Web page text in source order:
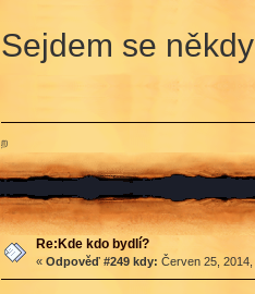
Sejdem se
ற
Re:Kde kdo bydlí?
« Odpověď #249 kdy: Červen 25,